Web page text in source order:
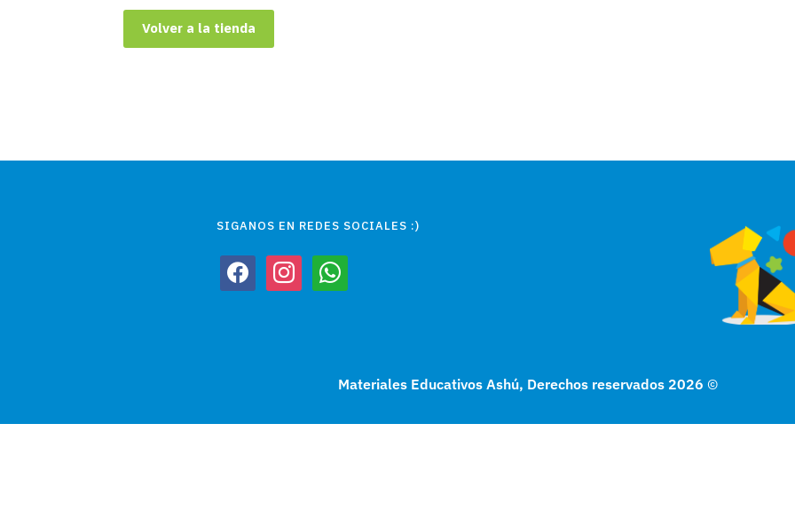
Volver a la tienda
SIGANOS EN REDES SOCIALES :)
facebookinstagramwhatsapp
Materiales Educativos Ashú, Derechos reservados 2026 ©